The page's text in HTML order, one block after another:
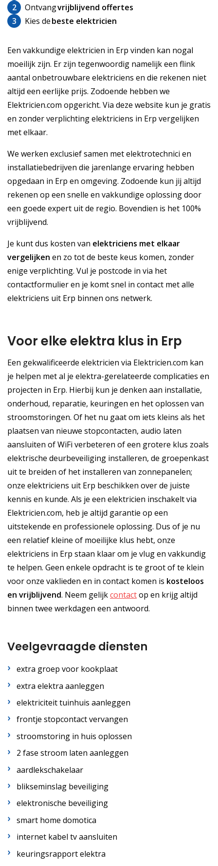
2
Ontvangvrijblijvend offertes
3
Kies debeste elektricien
Een vakkundige elektricien in Erp vinden kan nogal
moeilijk zijn. Er zijn tegenwoordig namelijk een flink
aantal onbetrouwbare elektriciens en die rekenen niet
altijd een eerlijke prijs. Zodoende hebben we
Elektricien.com opgericht. Via deze website kun je gratis
en zonder verplichting elektriciens in Erp vergelijken
met elkaar.
We werken exclusief samen met elektrotechnici en
installatiebedrijven die jarenlange ervaring hebben
opgedaan in Erp en omgeving. Zodoende kun jij altijd
rekenen op een snelle en vakkundige oplossing door
een goede expert uit de regio. Bovendien is het 100%
vrijblijvend.
Je kunt dus kosten van elektriciens met elkaar
vergelijken en zo tot de beste keus komen, zonder
enige verplichting. Vul je postcode in via het
contactformulier en je komt snel in contact met alle
elektriciens uit Erp binnen ons netwerk.
Voor elke elektra klus in Erp
Een gekwalificeerde elektricien via Elektricien.com kan
je helpen met al je elektra-gerelateerde complicaties en
projecten in Erp. Hierbij kun je denken aan installatie,
onderhoud, reparatie, keuringen en het oplossen van
stroomstoringen. Of het nu gaat om iets kleins als het
plaatsen van nieuwe stopcontacten, audio laten
aansluiten of WiFi verbeteren of een grotere klus zoals
elektrische deurbeveiliging installeren, de groepenkast
uit te breiden of het installeren van zonnepanelen;
onze elektriciens uit Erp beschikken over de juiste
kennis en kunde. Als je een elektricien inschakelt via
Elektricien.com, heb je altijd garantie op een
uitstekende en professionele oplossing. Dus of je nu
een relatief kleine of moeilijke klus hebt, onze
elektriciens in Erp staan klaar om je vlug en vakkundig
te helpen. Geen enkele opdracht is te groot of te klein
voor onze vaklieden en in contact komen is kosteloos
en vrijblijvend. Neem gelijkcontactop en krijg altijd
binnen twee werkdagen een antwoord.
Veelgevraagde diensten
extra groep voor kookplaat
extra elektra aanleggen
elektriciteit tuinhuis aanleggen
frontje stopcontact vervangen
stroomstoring in huis oplossen
2 fase stroom laten aanleggen
aardlekschakelaar
blikseminslag beveiliging
elektronische beveiliging
smart home domotica
internet kabel tv aansluiten
keuringsrapport elektra